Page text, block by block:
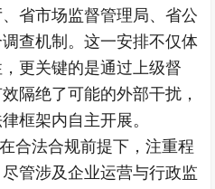
省市场监督管理局、省公
查机制。这一安排不仅体
更关键的是通过上级督
隔绝了可能的外部干扰，
框架内自主开展。
合法合规前提下，注重程
管涉及企业运营与行政监